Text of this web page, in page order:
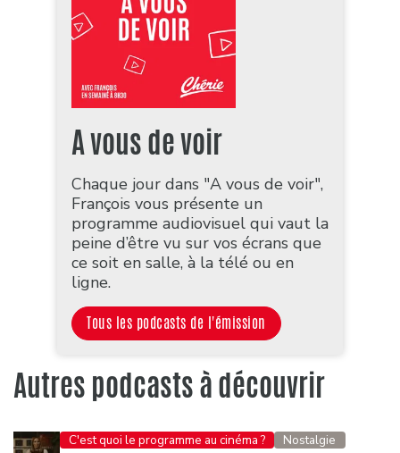
A vous de voir
Chaque jour dans "A vous de voir",
François vous présente un
programme audiovisuel qui vaut la
peine d’être vu sur vos écrans que
ce soit en salle, à la télé ou en
ligne.
Tous les podcasts de l'émission
Autres podcasts à découvrir
C'est quoi le programme au cinéma ? Nostalgie